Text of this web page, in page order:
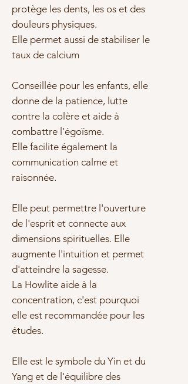
protège les dents, les os et des
douleurs physiques.
Elle permet aussi de stabiliser le
taux de calcium
Conseillée pour les enfants, elle
donne de la patience, lutte
contre la colère et aide à
combattre l’égoïsme.
Elle facilite également la
communication calme et
raisonnée.
Elle peut permettre l'ouverture
de l'esprit et connecte aux
dimensions spirituelles. Elle
augmente l'intuition et permet
d'atteindre la sagesse.
La Howlite aide à la
concentration, c'est pourquoi
elle est recommandée pour les
études.
Elle est le symbole du Yin et du
Yang et de l'équilibre des